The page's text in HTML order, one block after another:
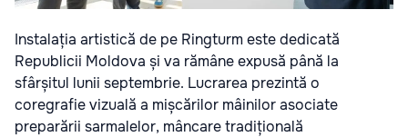
Instalația artistică de pe Ringturm este dedicată
Republicii Moldova și va rămâne expusă până la
sfârșitul lunii septembrie. Lucrarea prezintă o
coregrafie vizuală a mișcărilor mâinilor asociate
preparării sarmalelor, mâncare tradițională